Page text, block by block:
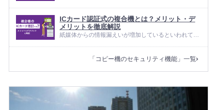
報漏えいを防ぐにはどうしたらいい？」 このようなお
悩みをお持ちの方もいらっしゃるのではないでしょう
か。 複合機（コピー機...
ICカード認証式の複合機とは？メリット・デ
メリットを徹底解説
紙媒体からの情報漏えいが増加しているといわれてい
なのが、「ICカード認証式の複合機」です。 ICカード
認証式の複合機は、個...
「コピー機のセキュリティ機能」一覧